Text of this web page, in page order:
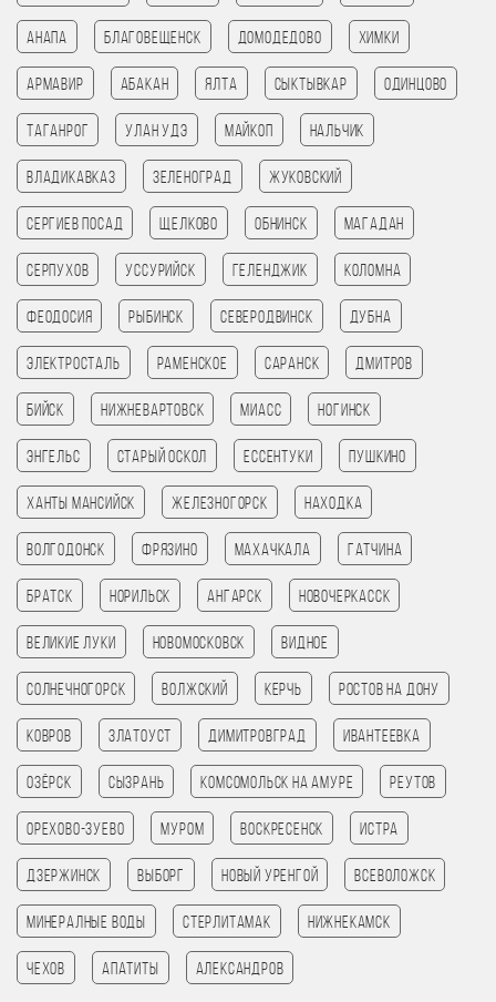
Анапа Благовещенск Домодедово Химки
Армавир Абакан Ялта Сыктывкар Одинцово
Таганрог Улан Удэ Майкоп Нальчик
Владикавказ Зеленоград Жуковский
Сергиев Посад Щелково Обнинск Магадан
Серпухов Уссурийск Геленджик Коломна
Феодосия Рыбинск Северодвинск Дубна
Электросталь Раменское Саранск Дмитров
Бийск Нижневартовск Миасс Ногинск
Энгельс Старый Оскол Ессентуки Пушкино
Ханты Мансийск Железногорск Находка
Волгодонск Фрязино Махачкала Гатчина
Братск Норильск Ангарск Новочеркасск
Великие Луки Новомосковск Видное
Солнечногорск Волжский Керчь Ростов на Дону
Ковров Златоуст Димитровград Ивантеевка
Озёрск Сызрань Комсомольск на амуре Реутов
Орехово-Зуево Муром Воскресенск Истра
Дзержинск Выборг Новый Уренгой Всеволожск
Минералные Воды Стерлитамак Нижнекамск
Чехов Апатиты Александров